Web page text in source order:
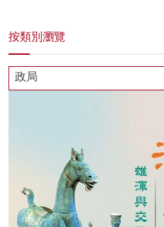
按類別瀏覽
政局